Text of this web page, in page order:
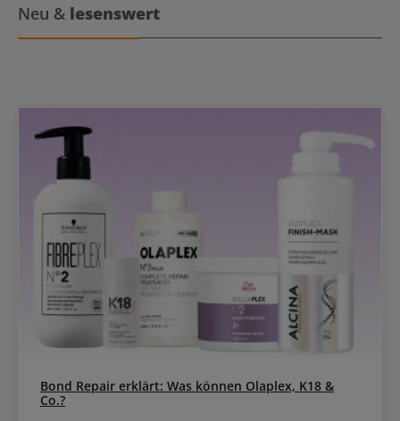
Neu & lesenswert
Bond Repair erklärt: Was können Olaplex, K18 &
Co.?